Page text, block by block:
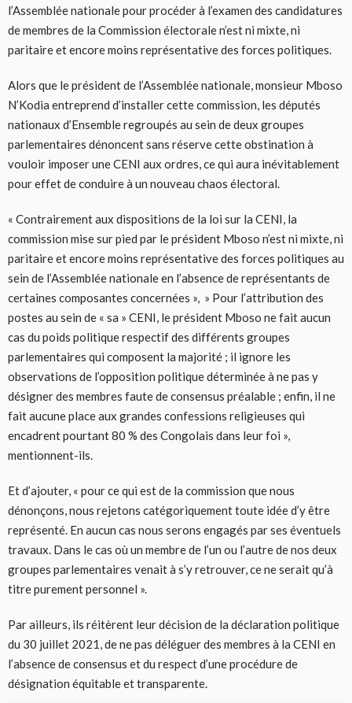
l’Assemblée nationale pour procéder à l’examen des candidatures
de membres de la Commission électorale n’est ni mixte, ni
paritaire et encore moins représentative des forces politiques.
Alors que le président de l’Assemblée nationale, monsieur Mboso
N’Kodia entreprend d’installer cette commission, les députés
nationaux d’Ensemble regroupés au sein de deux groupes
parlementaires dénoncent sans réserve cette obstination à
vouloir imposer une CENI aux ordres, ce qui aura inévitablement
pour effet de conduire à un nouveau chaos électoral.
« Contrairement aux dispositions de la loi sur la CENI, la
commission mise sur pied par le président Mboso n’est ni mixte, ni
paritaire et encore moins représentative des forces politiques au
sein de l’Assemblée nationale en l’absence de représentants de
certaines composantes concernées », » Pour l’attribution des
postes au sein de « sa » CENI, le président Mboso ne fait aucun
cas du poids politique respectif des différents groupes
parlementaires qui composent la majorité ; il ignore les
observations de l’opposition politique déterminée à ne pas y
désigner des membres faute de consensus préalable ; enfin, il ne
fait aucune place aux grandes confessions religieuses qui
encadrent pourtant 80 % des Congolais dans leur foi »,
mentionnent-ils.
Et d’ajouter, « pour ce qui est de la commission que nous
dénonçons, nous rejetons catégoriquement toute idée d’y être
représenté. En aucun cas nous serons engagés par ses éventuels
travaux. Dans le cas où un membre de l’un ou l’autre de nos deux
groupes parlementaires venait à s’y retrouver, ce ne serait qu’à
titre purement personnel ».
Par ailleurs, ils réitèrent leur décision de la déclaration politique
du 30 juillet 2021, de ne pas déléguer des membres à la CENI en
l’absence de consensus et du respect d’une procédure de
désignation équitable et transparente.